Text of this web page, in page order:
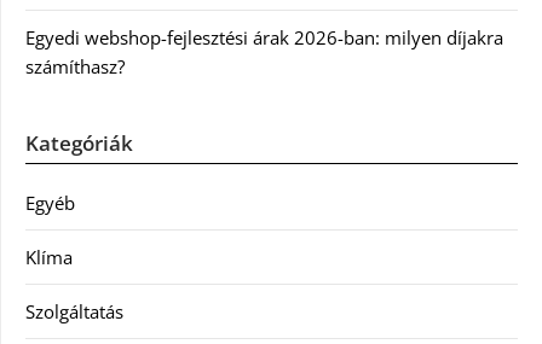
Egyedi webshop-fejlesztési árak 2026-ban: milyen díjakra
számíthasz?
Kategóriák
Egyéb
Klíma
Szolgáltatás